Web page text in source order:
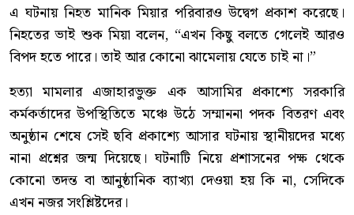
এ ঘটনায় নিহত মানিক মিয়ার পরিবারও উদ্বেগ প্রকাশ করেছে।
নিহতের ভাই শুক মিয়া বলেন, “এখন কিছু বলতে গেলেই আরও
বিপদ হতে পারে। তাই আর কোনো ঝামেলায় যেতে চাই না।”
হত্যা মামলার এজাহারভুক্ত এক আসামির প্রকাশ্যে সরকারি
কর্মকর্তাদের উপস্থিতিতে মঞ্চে উঠে সম্মাননা পদক বিতরণ এবং
অনুষ্ঠান শেষে সেই ছবি প্রকাশ্যে আসার ঘটনায় স্থানীয়দের মধ্যে
নানা প্রশ্নের জন্ম দিয়েছে। ঘটনাটি নিয়ে প্রশাসনের পক্ষ থেকে
কোনো তদন্ত বা আনুষ্ঠানিক ব্যাখ্যা দেওয়া হয় কি না, সেদিকে
এখন নজর সংশ্লিষ্টদের।